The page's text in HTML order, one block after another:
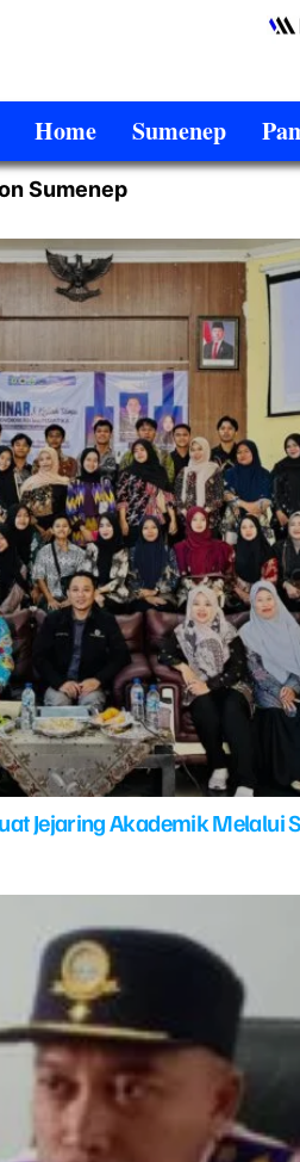
Home Sumenep
Sumenep
Jejaring Akademik Melalui